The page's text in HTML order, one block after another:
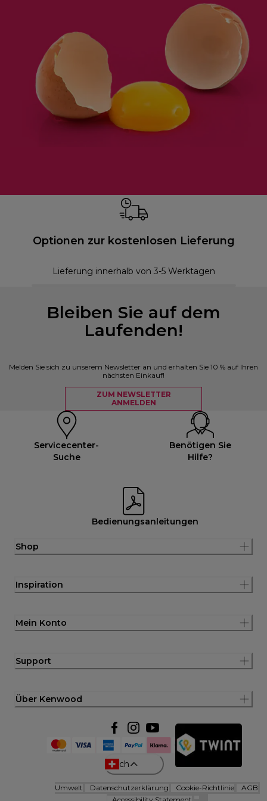
Optionen zur kostenlosen Lieferung
Lieferung innerhalb von 3-5 Werktagen
Bleiben Sie auf dem
Laufenden!
Melden Sie sich zu unserem Newsletter an und erhalten Sie 10 % auf Ihren
nächsten Einkauf!
ZUM NEWSLETTER
ANMELDEN
Servicecenter-
Suche
Benötigen Sie
Hilfe?
Bedienungsanleitungen
Shop
Inspiration
Mein Konto
Support
Über Kenwood
ch
Umwelt Datenschutzerklärung Cookie-Richtlinie
AGB